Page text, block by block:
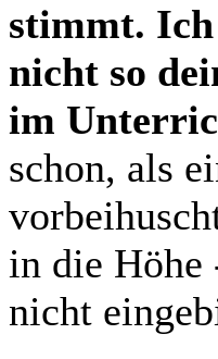
stimmt.
nicht so
im
schon, als
in die Höhe
nicht